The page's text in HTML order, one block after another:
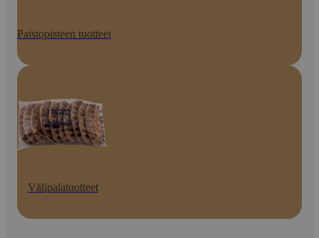
Paistopisteen tuotteet
Välipalatuotteet